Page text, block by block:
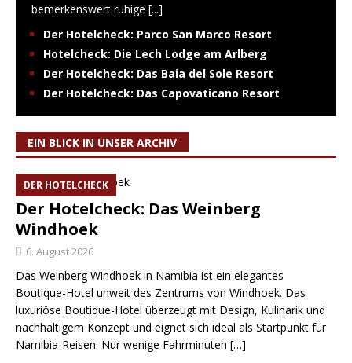
bemerkenswert ruhige [...]
Der Hotelcheck: Parco San Marco Resort
Hotelcheck: Die Lech Lodge am Arlberg
Der Hotelcheck: Das Baia del Sole Resort
Der Hotelcheck: Das Capovaticano Resort
EIN BLICK IN UNSER ARCHIV
DER HOTELCHECK
Der Hotelcheck: Das Weinberg
Windhoek
6. August 2026
Das Weinberg Windhoek in Namibia ist ein elegantes
Boutique-Hotel unweit des Zentrums von Windhoek. Das
luxuriöse Boutique-Hotel überzeugt mit Design, Kulinarik und
nachhaltigem Konzept und eignet sich ideal als Startpunkt für
Namibia-Reisen. Nur wenige Fahrminuten […]